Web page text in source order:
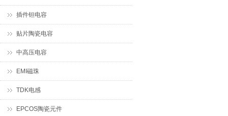
插件钽电容
贴片陶瓷电容
中高压电容
EMI磁珠
TDK电感
EPCOS陶瓷元件